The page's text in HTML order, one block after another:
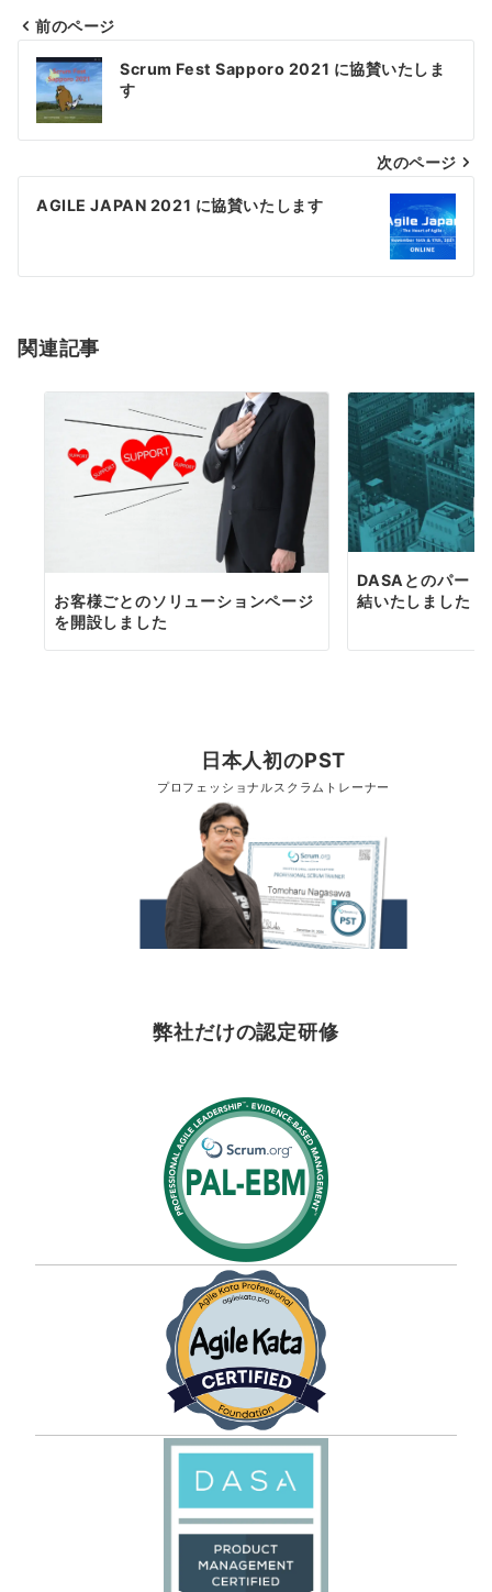
前のページ
Scrum Fest Sapporo 2021 に協賛いたしま
す
次のページ
AGILE JAPAN 2021 に協賛いたします
関連記事
お客様ごとのソリューションページ
を開設しました
DASAとのパート
結いたしました
日本人初のPST
プロフェッショナルスクラムトレーナー
弊社だけの認定研修